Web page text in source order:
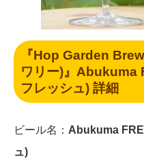
『Hop Garden
ワリー)』Abukuma
フレッシュ) 詳細
ビール名： Abukuma
ュ)